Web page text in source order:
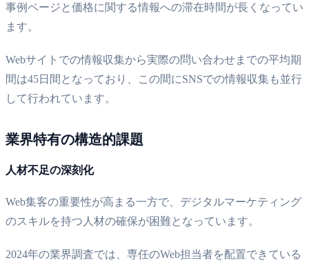
事例ページと価格に関する情報への滞在時間が長くなってい
ます。
Webサイトでの情報収集から実際の問い合わせまでの平均期
間は45日間となっており、この間にSNSでの情報収集も並行
して行われています。
業界特有の構造的課題
人材不足の深刻化
Web集客の重要性が高まる一方で、デジタルマーケティング
のスキルを持つ人材の確保が困難となっています。
2024年の業界調査では、専任のWeb担当者を配置できている